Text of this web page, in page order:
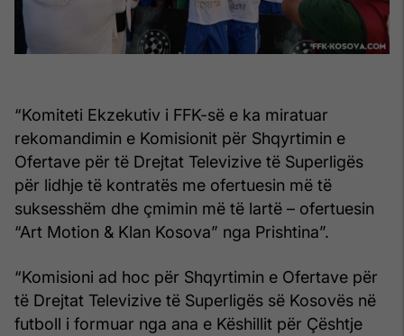
“Komiteti Ekzekutiv i FFK-së e ka miratuar
rekomandimin e Komisionit për Shqyrtimin e
Ofertave për të Drejtat Televizive të Superligës
për lidhje të kontratës me ofertuesin më të
suksesshëm dhe çmimin më të lartë – ofertuesin
“Art Motion & Klan Kosova” nga Prishtina”.
“Komisioni ad hoc për Shqyrtimin e Ofertave për
të Drejtat Televizive të Superligës së Kosovës në
futboll i formuar nga ana e Këshillit për Çështje